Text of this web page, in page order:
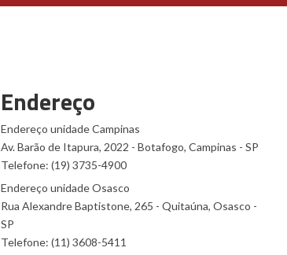
Endereço
Endereço unidade Campinas
Av. Barão de Itapura, 2022 - Botafogo, Campinas - SP
Telefone: (19) 3735-4900
Endereço unidade Osasco
Rua Alexandre Baptistone, 265 - Quitaúna, Osasco -
SP
Telefone: (11) 3608-5411